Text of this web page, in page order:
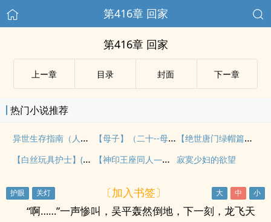
第416章 回家
第416章 回家
上ー章 目录 封面 下ー章
热门小说推荐
异世生存指南（人外） 【母子】（二十--母亲6）
【绝世唐门绿帽篇之明都大赛】（一）
【白丝玩具护士】(1-4)(全)
【神印王座同人——采儿的悲哀】 寂寞少妇的欲望
〔加入书签〕
“啊……”一声惨叫，吴平轰然倒地，下一刻，龙飞天